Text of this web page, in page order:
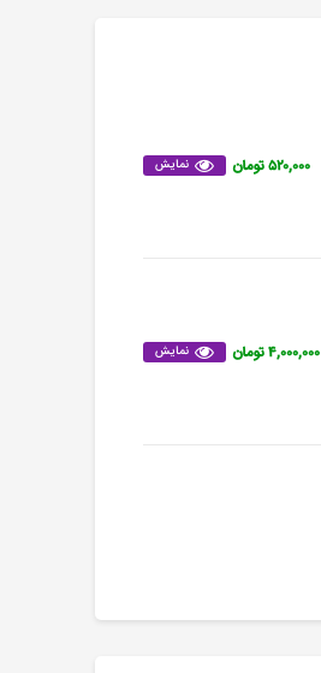
نمایش ۵۲۰,۰۰۰ تومان
نمایش ۴,۰۰۰,۰۰۰ تومان